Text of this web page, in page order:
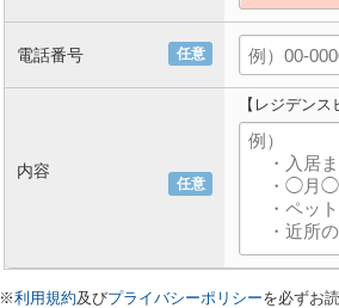
任意
電話番号
任意
内容
【レジデン
※利用規約及びプライバシーポリシーを必ずお